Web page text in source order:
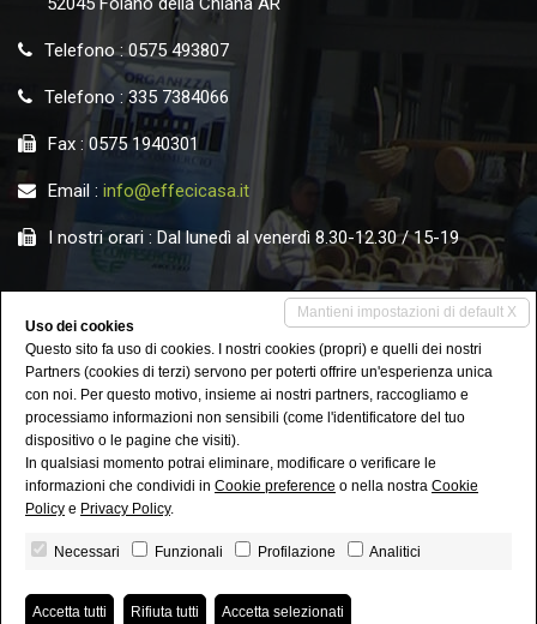
Telefono : 0575 493807
Telefono : 335 7384066
Fax : 0575 1940301
Email : info@effecicasa.it
I nostri orari : Dal lunedì al venerdì 8.30-12.30 / 15-19
FACEBOOK INSTAGRAM
SCRIVI SU WHATSAPP
EFFECICASA agenzia immobiliare di Novello Gianni - P. IVA
Privacy Policy-Revoca consensi- Powered by
Mantieni impostazioni di default X
Uso dei cookies
Questo sito fa uso di cookies. I nostri cookies (propri) e quelli dei nostri
Partners (cookies di terzi) servono per poterti offrire un'esperienza unica
con noi. Per questo motivo, insieme ai nostri partners, raccogliamo e
processiamo informazioni non sensibili (come l'identificatore del tuo
dispositivo o le pagine che visiti).
In qualsiasi momento potrai eliminare, modificare o verificare le
informazioni che condividi in Cookie preference o nella nostra Cookie
Policy e Privacy Policy.
Necessari Funzionali Profilazione Analitici
Accetta tutti Rifiuta tutti Accetta selezionati